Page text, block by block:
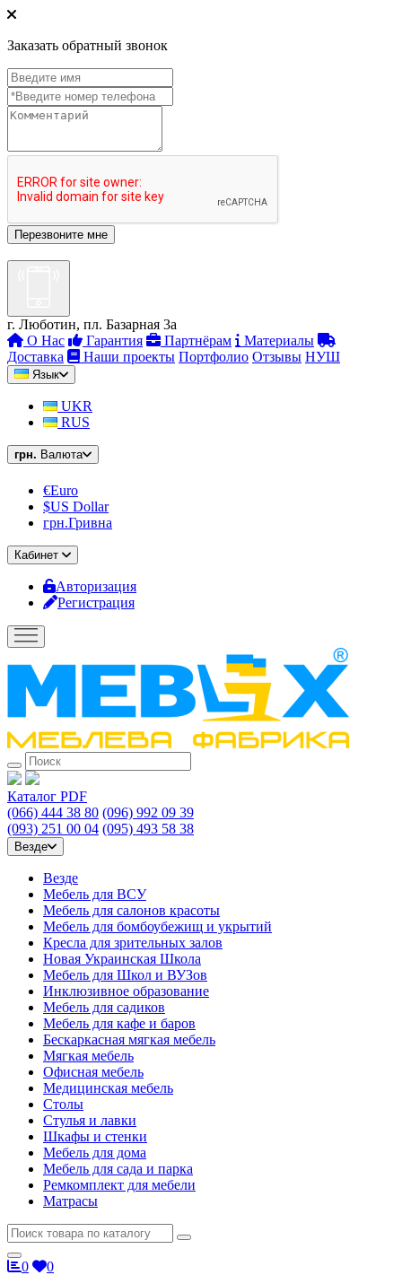
Заказать обратный звонок
г. Люботин, пл. Базарная 3а
О Нас
Гарантия Партнёрам
Материалы
Доставка
Наши проекты Портфолио Отзывы НУШ
Язык
UKR
RUS
грн. Валюта
€Euro
$US Dollar
грн.Гривна
Кабинет
Авторизация
Регистрация
Каталог PDF
(066) 444 38 80 (096) 992 09 39
(093) 251 00 04 (095) 493 58 38
Везде
Везде
Мебель для ВСУ
Мебель для салонов красоты
Мебель для бомбоубежищ и укрытий
Кресла для зрительных залов
Новая Украинская Школа
Мебель для Школ и ВУЗов
Инклюзивное образование
Мебель для садиков
Мебель для кафе и баров
Бескаркасная мягкая мебель
Мягкая мебель
Офисная мебель
Медицинская мебель
Столы
Стулья и лавки
Шкафы и стенки
Мебель для дома
Мебель для сада и парка
Ремкомплект для мебели
Матрасы
0 0